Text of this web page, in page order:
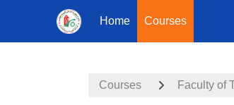
Home Courses
Courses Faculty of